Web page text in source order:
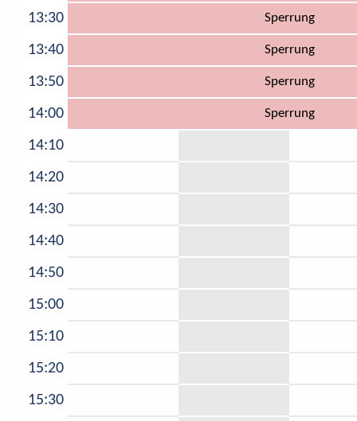
13:30 Sperrung
13:40 Sperrung
13:50 Sperrung
14:00 Sperrung
14:10
14:20
14:30
14:40
14:50
15:00
15:10
15:20
15:30